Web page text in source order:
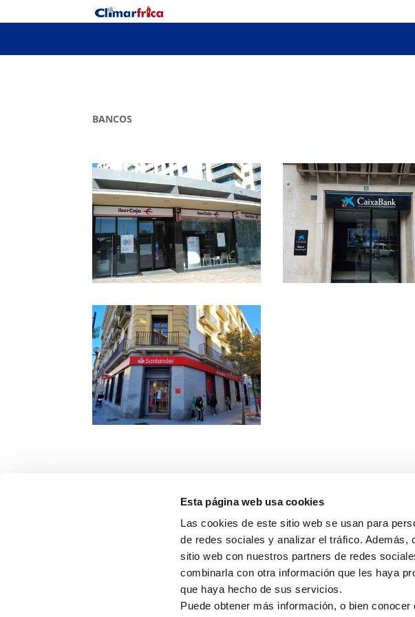
Esta página web usa cookies
Las cookies de este sitio web se usan para
de redes sociales y analizar el tráfico. Además,
sitio web con nuestros partners de redes
combinarla con otra información que les haya
que haya hecho de sus servicios.
Puede obtener más información, o bien
BANCOS
CONTACTO
CLIMARFRICA S.L.
Monasterio de
50013 – Zaragoza